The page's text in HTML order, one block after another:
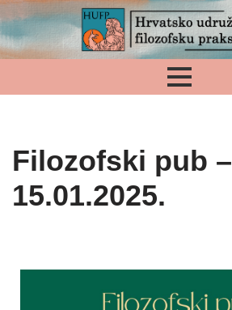
Skip
to
Filozofski pub –
15.01.2025.